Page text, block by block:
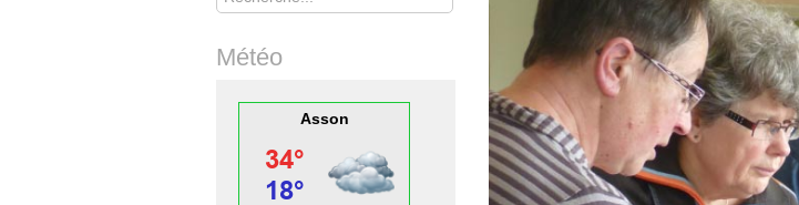
Météo
Asson